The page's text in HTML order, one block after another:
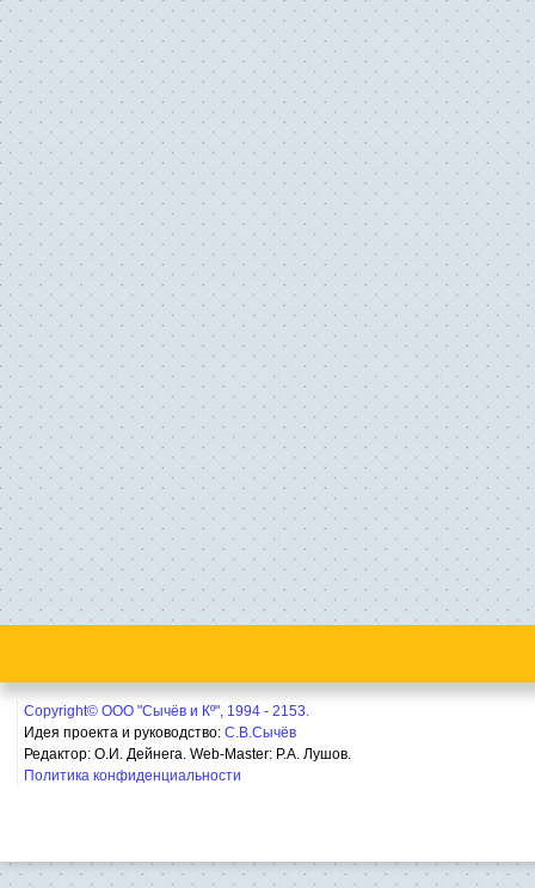
Copyright© ООО "Сычёв и Кº", 1994 - 2153.
Идея проекта и руководство: С.В.Сычёв
Редактор: О.И. Дейнега. Web-Master: Р.А. Лушов.
Политика конфиденциальности